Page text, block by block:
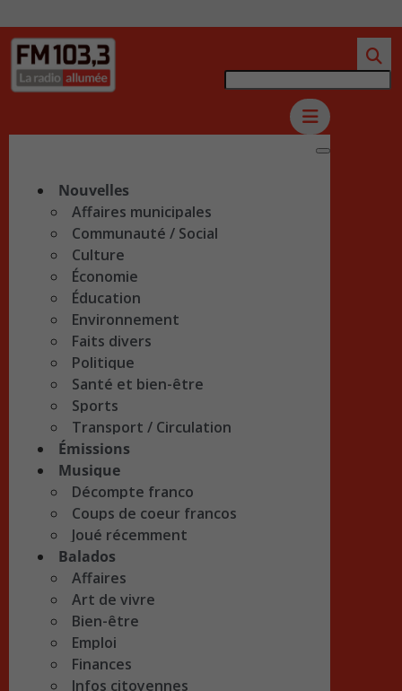
Nouvelles
Affaires municipales
Communauté / Social
Culture
Économie
Éducation
Environnement
Faits divers
Politique
Santé et bien-être
Sports
Transport / Circulation
Émissions
Musique
Décompte franco
Coups de coeur francos
Joué récemment
Balados
Affaires
Art de vivre
Bien-être
Emploi
Finances
Infos citoyennes